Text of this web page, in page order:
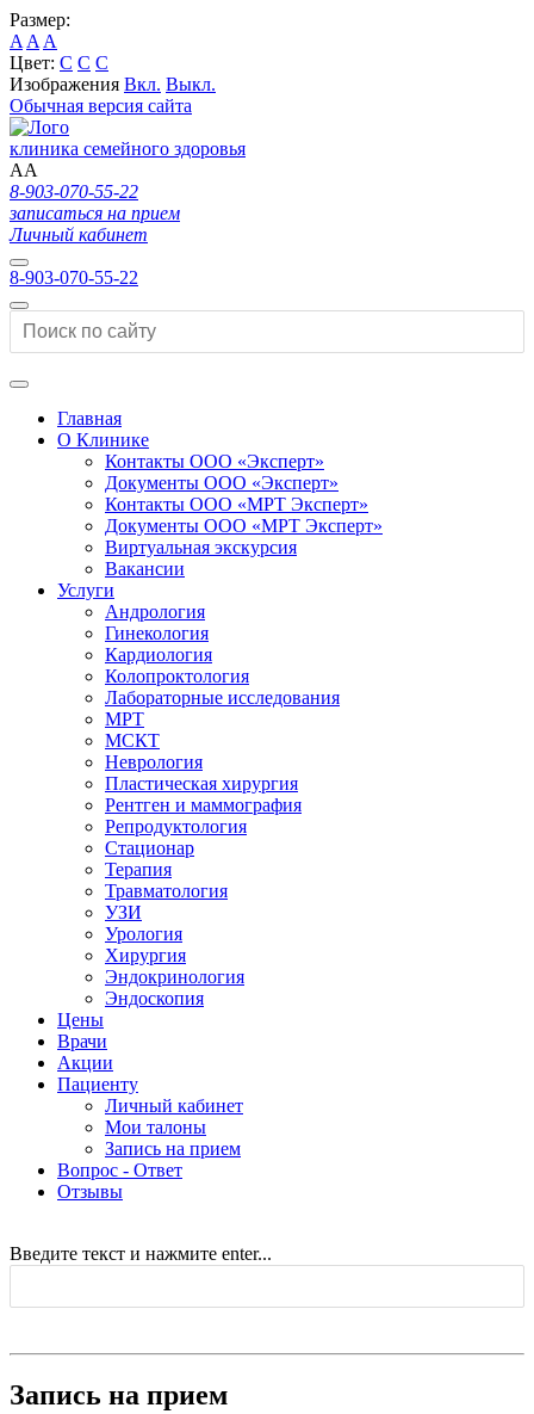
Размер:
A A A
Цвет: C C C
Изображения Вкл. Выкл.
Обычная версия сайта
клиника семейного здоровья
AA
8-903-070-55-22
записаться на прием
Личный кабинет
8-903-070-55-22
Главная
О Клинике
Контакты ООО «Эксперт»
Документы ООО «Эксперт»
Контакты ООО «МРТ Эксперт»
Документы ООО «МРТ Эксперт»
Виртуальная экскурсия
Вакансии
Услуги
Андрология
Гинекология
Кардиология
Колопроктология
Лабораторные исследования
МРТ
МСКТ
Неврология
Пластическая хирургия
Рентген и маммография
Репродуктология
Стационар
Терапия
Травматология
УЗИ
Урология
Хирургия
Эндокринология
Эндоскопия
Цены
Врачи
Акции
Пациенту
Личный кабинет
Мои талоны
Запись на прием
Вопрос - Ответ
Отзывы
Введите текст и нажмите enter...
Запись на прием